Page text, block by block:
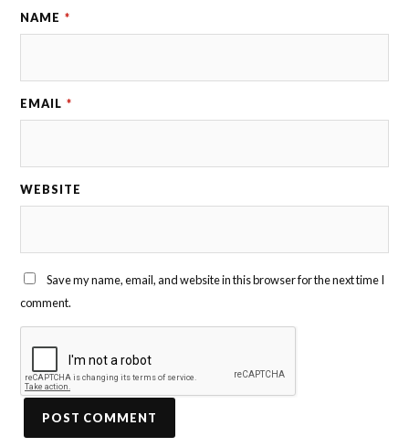
NAME *
EMAIL *
WEBSITE
Save my name, email, and website in this browser for the next time I
comment.